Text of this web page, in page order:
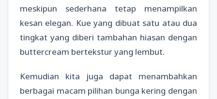
meskipun sederhana tetap menampilkan
kesan elegan. Kue yang dibuat satu atau dua
tingkat yang diberi tambahan hiasan dengan
buttercream bertekstur yang lembut.
Kemudian kita juga dapat menambahkan
berbagai macam pilihan bunga kering dengan